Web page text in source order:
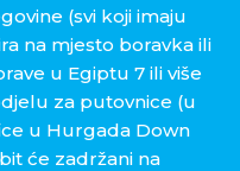
(svi koji imaju
na mjesto boravka ili
u Egiptu 7 ili više
za putovnice (u
u Hurgada Down
će zadržani na